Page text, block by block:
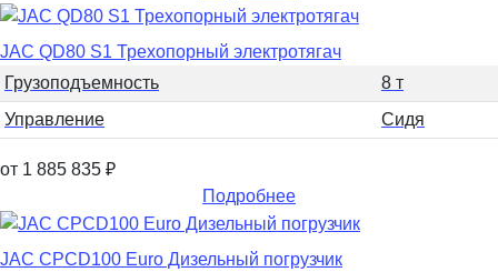
JAC QD80 S1 Трехопорный электротягач
Грузоподъемность
8 т
Управление
Сидя
от 1 885 835 ₽
Подробнее
JAC CPCD100 Euro Дизельный погрузчик